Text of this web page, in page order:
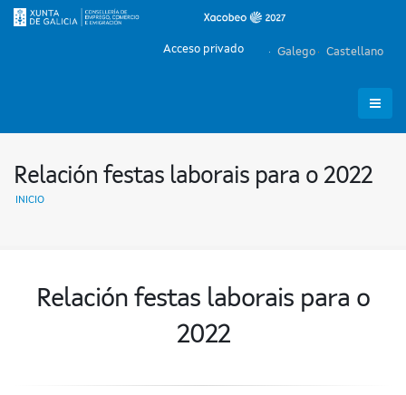
Galego Castellano
Acceso privado
Relación festas laborais para o 2022
INICIO
Relación festas laborais para o
2022